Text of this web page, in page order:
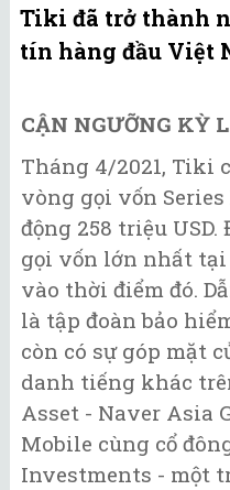
Tiki đã trở thành
tín hàng đầu Việt
CẬN NGƯỠNG KỲ
Tháng 4/2021, Tiki
vòng gọi vốn
động 258 triệu
gọi vốn lớn nhất tại
vào thời điểm đó.
là tập đoàn bảo
còn có sự góp mặt
danh tiếng khác
Asset - Naver Asia
Mobile cùng cổ
Investments - một